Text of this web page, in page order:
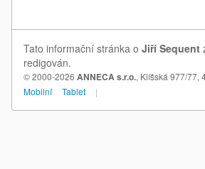
Tato informační stránka o Jiří Sequent
redigován.
© 2000-2026 ANNECA s.r.o., Klíšská 977/77,
Mobilní
Tablet |